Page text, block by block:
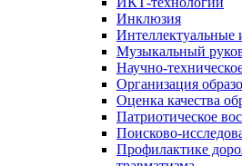
Инклюзия
Интеллектуальные
Музыкальный
Научно-
Организация
Оценка качества
Патриотическое
Поисково-
Профилактике